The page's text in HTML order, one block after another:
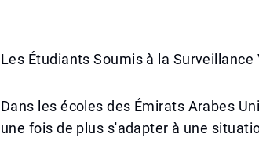
Les Étudiants Soumis à la
Dans les écoles des Émirats Arabes
une fois de plus s'adapter à une